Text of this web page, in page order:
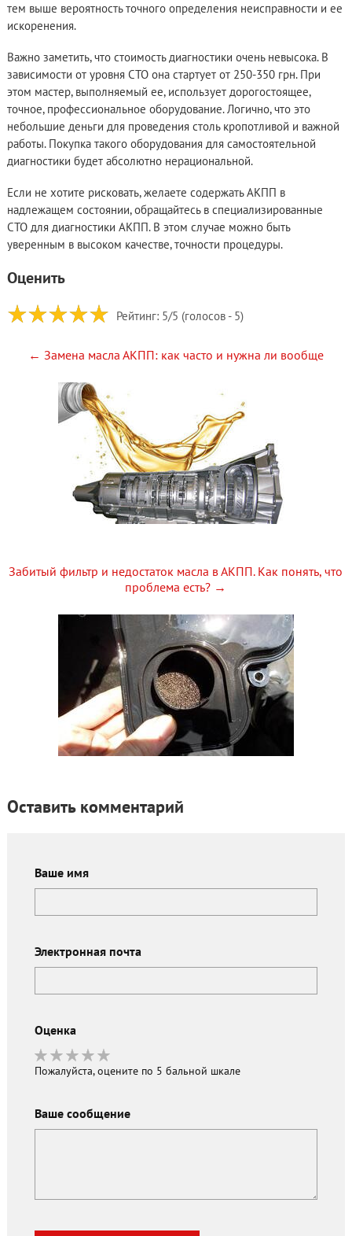
тем выше вероятность точного определения неисправности и ее
искоренения.
Важно заметить, что стоимость диагностики очень невысока. В
зависимости от уровня СТО она стартует от 250-350 грн. При
этом мастер, выполняемый ее, использует дорогостоящее,
точное, профессиональное оборудование. Логично, что это
небольшие деньги для проведения столь кропотливой и важной
работы. Покупка такого оборудования для самостоятельной
диагностики будет абсолютно нерациональной.
Если не хотите рисковать, желаете содержать АКПП в
надлежащем состоянии, обращайтесь в специализированные
СТО для диагностики АКПП. В этом случае можно быть
уверенным в высоком качестве, точности процедуры.
Оценить
Рейтинг: 5/5 (голосов - 5)
← Замена масла АКПП: как часто и нужна ли вообще
Забитый фильтр и недостаток масла в АКПП. Как понять, что
проблема есть? →
Оставить комментарий
Ваше имя
Электронная почта
Оценка
Пожалуйста, оцените по 5 бальной шкале
Ваше сообщение